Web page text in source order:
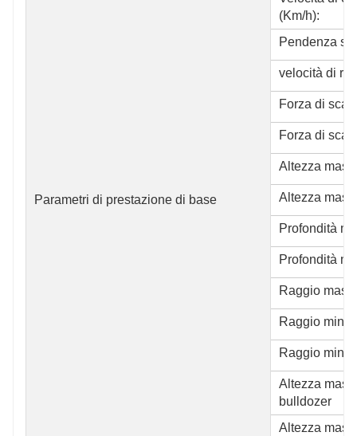
Parametri di prestazione di base
(Km/h):
Pendenza
velocità di
Forza di
Forza di
Altezza
Altezza
Profondità
Profondità
Raggio
Raggio
Raggio
Altezza
bulldozer
Altezza